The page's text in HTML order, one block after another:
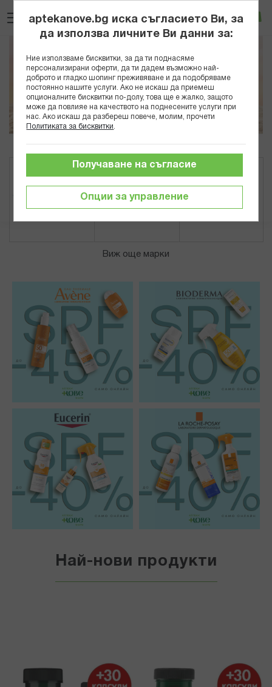
към
съдържанието
Вход
Виж още марки
Най-нови продукти
aptekanove.bg иска съгласието Ви, за
да използва личните Ви данни за:
Ние използваме бисквитки, за да ти поднасяме
персонализирани оферти, да ти дадем възможно най-
доброто и гладко шопинг преживяване и да подобряваме
постоянно нашите услуги. Ако не искаш да приемеш
опционалните бисквитки по-долу, това ще е жалко, защото
може да повлияе на качеството на поднесените услуги при
нас. Ако искаш да разбереш повече, молим, прочети
Политиката за бисквитки
Опции за управление
Получаване на съгласие